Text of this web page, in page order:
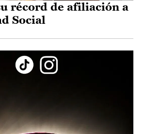
récord de afiliación a
Social